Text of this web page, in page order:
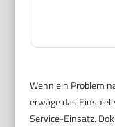
Wenn ein Problem
erwäge das
Service-Einsatz.